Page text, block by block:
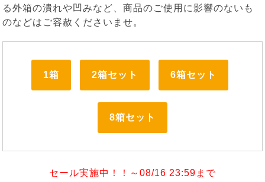
る外箱の潰れや凹みなど、商品のご使用に影響のないも
のなどはご容赦くださいませ。
1箱 2箱セット 6箱セット
8箱セット
セール実施中！！～08/16 23:59まで